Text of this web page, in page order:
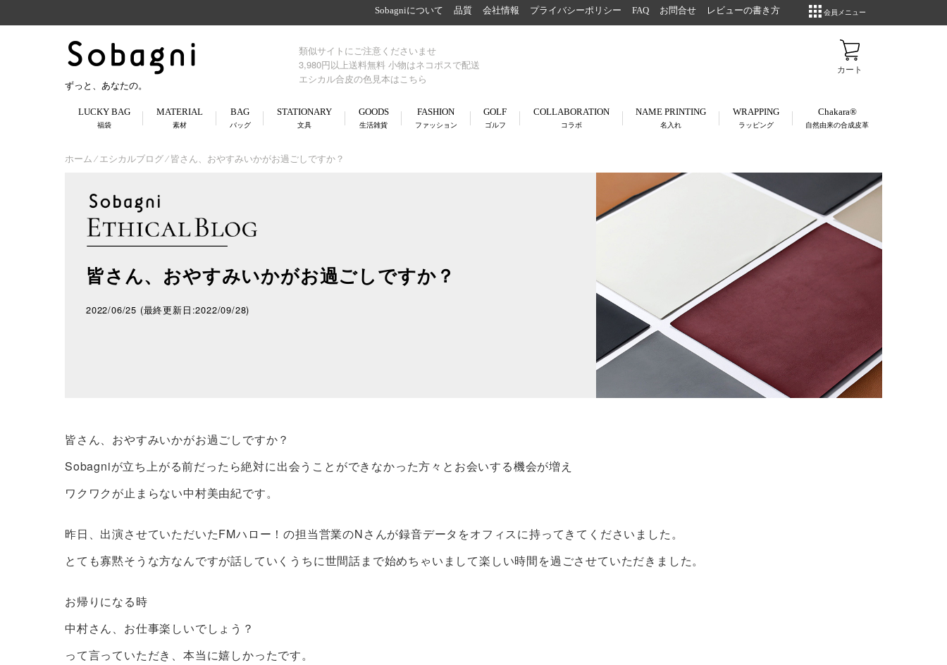
Sobagniについて 品質 会社情報 プライバシーポリシー FAQ お問合せ レビューの書き方 会員メニュー
ずっと、あなたの。
類似サイトにご注意くださいませ
3,980円以上送料無料 小物はネコポスで配送
エシカル合皮の色見本はこちら
LUCKY BAG
福袋
MATERIAL
素材
BAG
バッグ
STATIONARY
文具
GOODS
生活雑貨
FASHION
ファッション
GOLF
ゴルフ
COLLABORATION
コラボ
NAME PRINTING
名入れ
WRAPPING
ラッピング
Chakara®
自然由来の合成皮革
ホーム⁄エシカルブログ⁄皆さん、おやすみいかがお過ごしですか？
皆さん、おやすみいかがお過ごしですか？
2022/06/25 (最終更新日:2022/09/28)
皆さん、おやすみいかがお過ごしですか？
Sobagniが立ち上がる前だったら絶対に出会うことができなかった方々とお会いする機会が増え
ワクワクが止まらない中村美由紀です。
昨日、出演させていただいたFMハロー！の担当営業のNさんが録音データをオフィスに持ってきてくださいました。
とても寡黙そうな方なんですが話していくうちに世間話まで始めちゃいまして楽しい時間を過ごさせていただきました。
お帰りになる時
中村さん、お仕事楽しいでしょう？
って言っていただき、本当に嬉しかったです。